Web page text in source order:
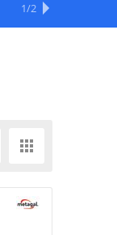
OFERTAS
1/2
